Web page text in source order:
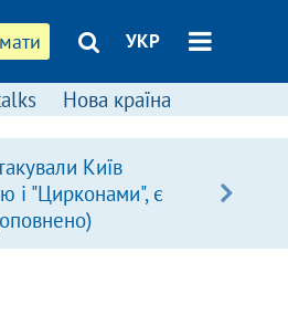
УКР
Нова країна
Київ
і "Цирконами", є